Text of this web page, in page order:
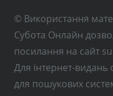
© Використання
Субота Онлайн
посилання на сайт
Для інтернет-видань
для пошукових